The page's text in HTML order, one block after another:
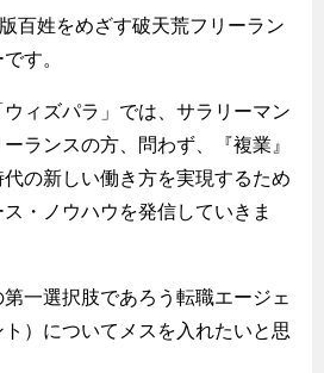
百姓をめざす破天荒フリーラン
す。
ィズパラ」では、サラリーマン
ランスの方、問わず、『複業』
の新しい働き方を実現するため
・ノウハウを発信していきま
一選択肢であろう転職エージェ
）についてメスを入れたいと思